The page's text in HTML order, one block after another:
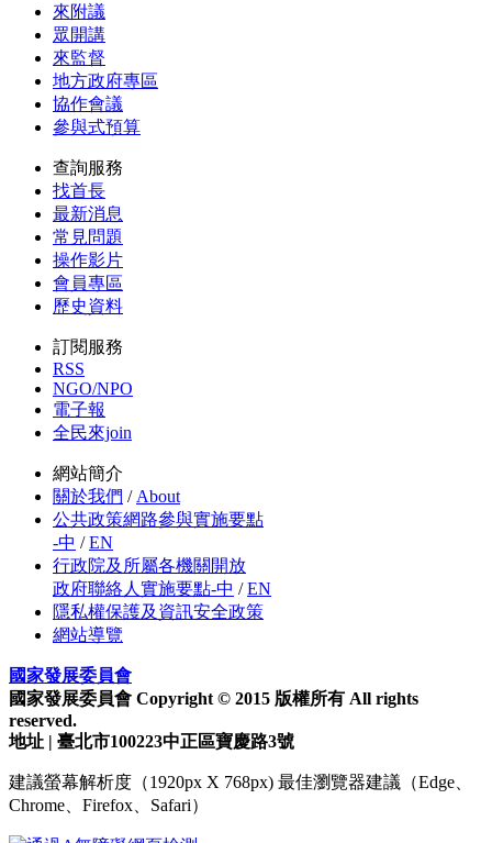
來附議
眾開講
來監督
地方政府專區
協作會議
參與式預算
查詢服務
找首長
最新消息
常見問題
操作影片
會員專區
歷史資料
訂閱服務
RSS
NGO/NPO
電子報
全民來join
網站簡介
關於我們 / About
公共政策網路參與實施要點
-中 /EN
行政院及所屬各機關開放
政府聯絡人實施要點-中 /EN
隱私權保護及資訊安全政策
網站導覽
國家發展委員會
國家發展委員會 Copyright © 2015 版權所有 All rights
reserved.
地址 | 臺北市100223中正區寶慶路3號
建議螢幕解析度（1920px X 768px) 最佳瀏覽器建議（Edge、
Chrome、Firefox、Safari）